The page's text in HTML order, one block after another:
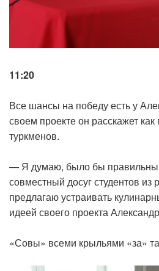
11:20
Все шансы на победу есть у
своем проекте он расскажет как
туркменов.
— Я думаю, было бы
совместный досуг студентов из
предлагаю устраивать
идеей своего проекта
«Совы» всеми крыльями «за»